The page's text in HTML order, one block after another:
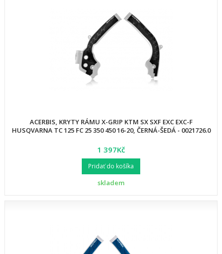
ACERBIS, KRYTY RÁMU X-GRIP KTM SX SXF EXC EXC-F
HUSQVARNA TC 125 FC 25 350 450 16-20, ČERNÁ-ŠEDÁ - 0021726.0
1 397Kč
Pridať do košíka
skladem